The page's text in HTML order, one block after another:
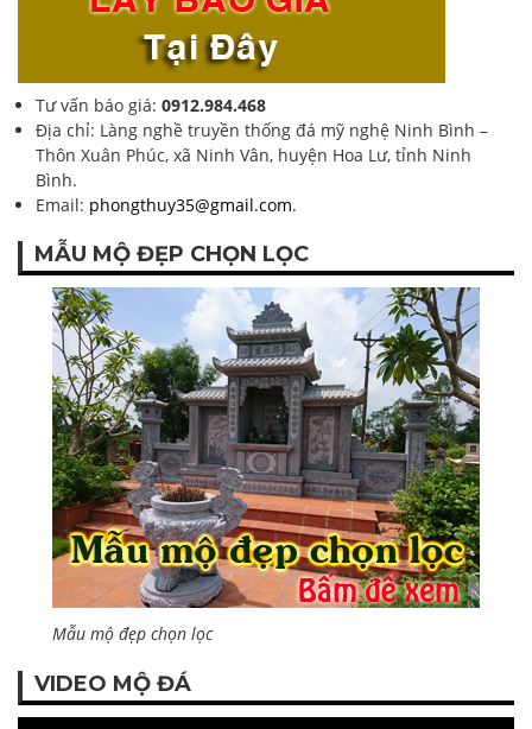
Tư vấn báo giá: 0912.984.468
Địa chỉ: Làng nghề truyền thống đá mỹ nghệ Ninh Bình –
Thôn Xuân Phúc, xã Ninh Vân, huyện Hoa Lư, tỉnh Ninh
Bình.
Email: phongthuy35@gmail.com.
MẪU MỘ ĐẸP CHỌN LỌC
Mẫu mộ đẹp chọn lọc
VIDEO MỘ ĐÁ